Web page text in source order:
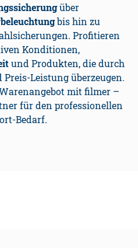
über
bis hin zu
Profitieren
Konditionen,
und Produkten, die durch
Leistung überzeugen.
mit filmer –
für den professionellen
Bedarf.